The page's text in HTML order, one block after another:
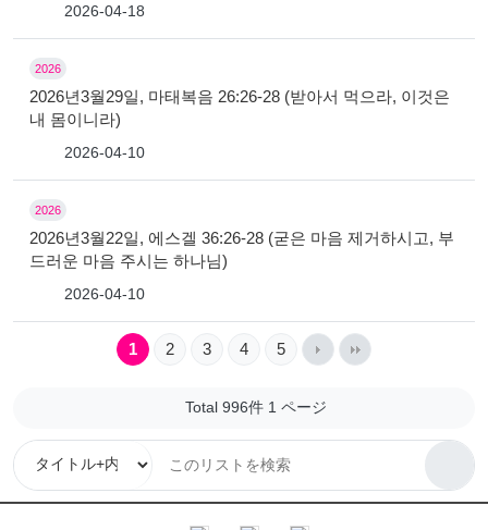
2026-04-18
2026
2026년3월29일, 마태복음 26:26-28 (받아서 먹으라, 이것은
내 몸이니라)
2026-04-10
2026
2026년3월22일, 에스겔 36:26-28 (굳은 마음 제거하시고, 부
드러운 마음 주시는 하나님)
2026-04-10
1 2 3 4 5
Total 996件1 ページ